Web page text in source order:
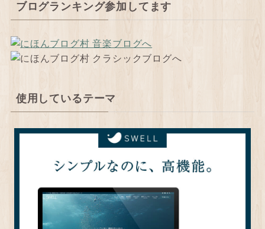
ブログランキング参加してます
使用しているテーマ